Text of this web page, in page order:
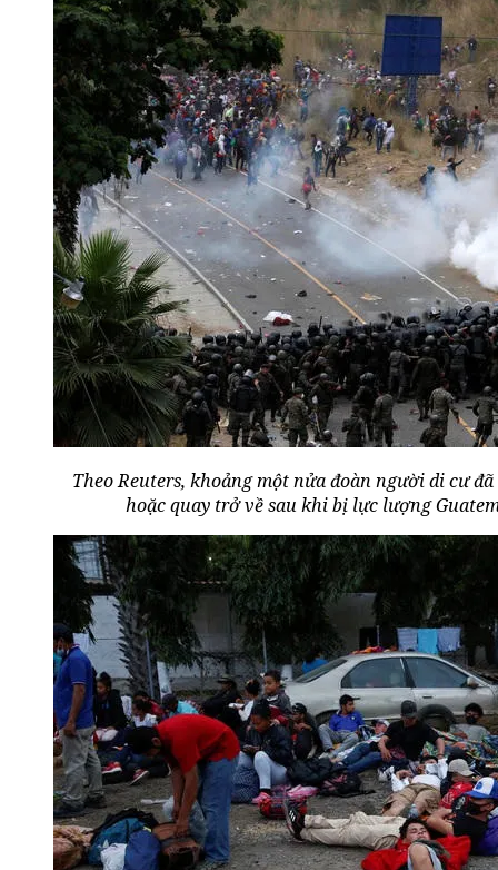
Theo Reuters, khoảng một nửa đoàn người di cư
hoặc quay trở về sau khi bị lực lượng